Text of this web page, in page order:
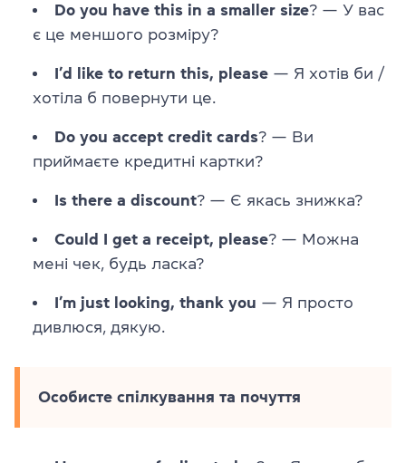
Do you have this in a smaller size? — У вас
є це меншого розміру?
I’d like to return this, please — Я хотів би /
хотіла б повернути це.
Do you accept credit cards? — Ви
приймаєте кредитні картки?
Is there a discount? — Є якась знижка?
Could I get a receipt, please? — Можна
мені чек, будь ласка?
I’m just looking, thank you — Я просто
дивлюся, дякую.
Особисте спілкування та почуття